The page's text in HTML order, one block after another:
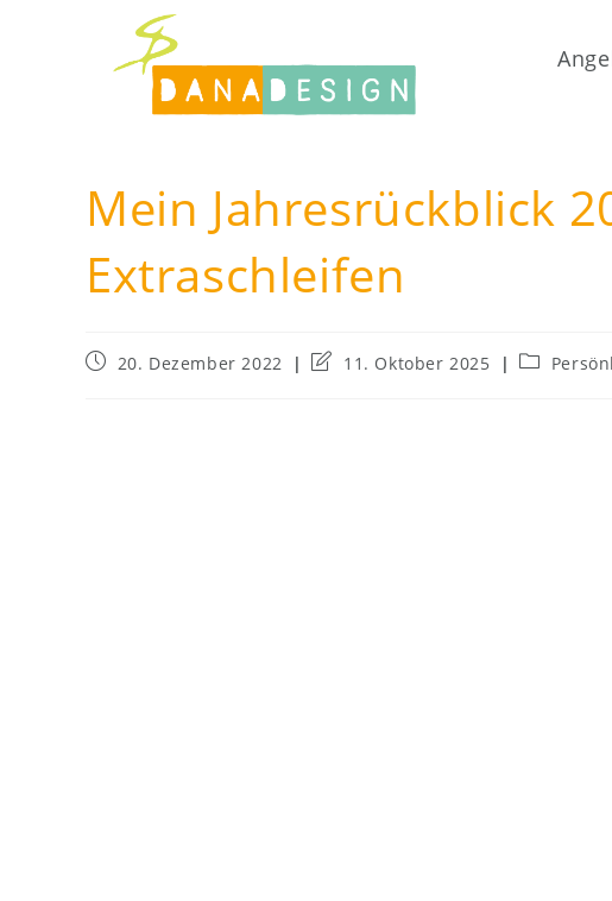
Mein Jahresrückblick
Extraschleifen
Beitrag20. Dezember 2022
Beitrag11. Oktober 2025
Beitrags-